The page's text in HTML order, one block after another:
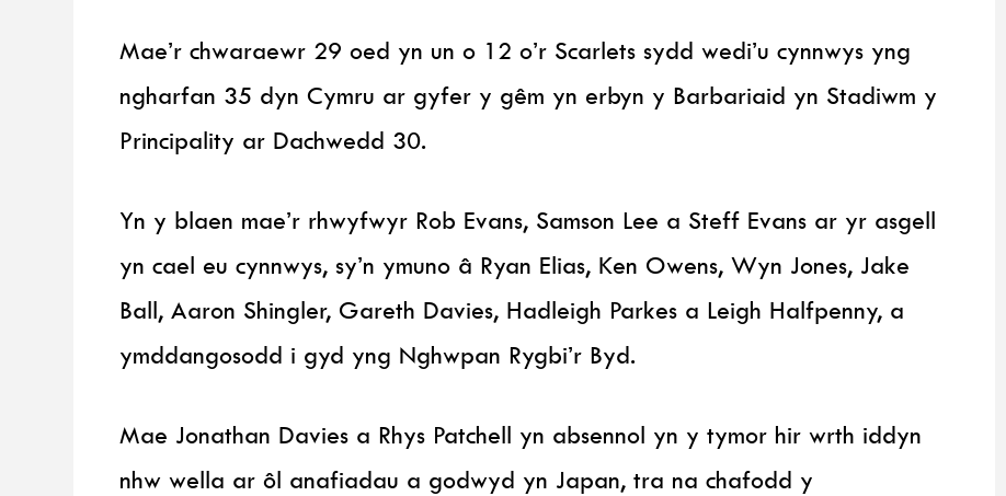
Mae’r chwaraewr 29 oed yn un o 12 o’r Scarlets sydd wedi’u cynnwys yng
ngharfan 35 dyn Cymru ar gyfer y gêm yn erbyn y Barbariaid yn Stadiwm y
Principality ar Dachwedd 30.
Yn y blaen mae’r rhwyfwyr Rob Evans, Samson Lee a Steff Evans ar yr asgell
yn cael eu cynnwys, sy’n ymuno â Ryan Elias, Ken Owens, Wyn Jones, Jake
Ball, Aaron Shingler, Gareth Davies, Hadleigh Parkes a Leigh Halfpenny, a
ymddangosodd i gyd yng Nghwpan Rygbi’r Byd.
Mae Jonathan Davies a Rhys Patchell yn absennol yn y tymor hir wrth iddyn
nhw wella ar ôl anafiadau a godwyd yn Japan, tra na chafodd y